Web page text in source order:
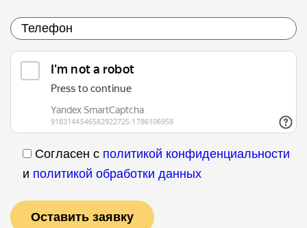
Согласен с политикой конфиденциальности
и политикой обработки данных